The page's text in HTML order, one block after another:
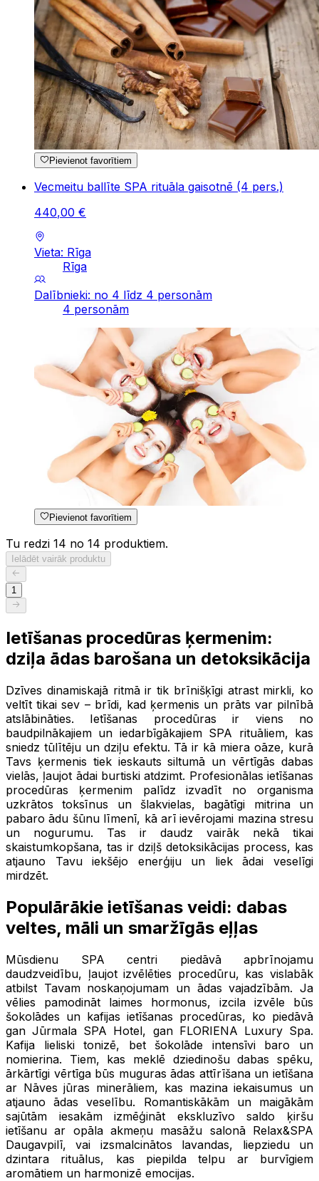
Pievienot favorītiem
Vecmeitu ballīte SPA rituāla gaisotnē (4 pers.)
440,00 €
Vieta: Rīga
Rīga
Dalībnieki: no 4 līdz 4 personām
4 personām
Pievienot favorītiem
Tu redzi 14 no 14 produktiem.
Ielādēt vairāk produktu
1
Ietīšanas procedūras ķermenim:
dziļa ādas barošana un detoksikācija
Dzīves dinamiskajā ritmā ir tik brīnišķīgi atrast mirkli, ko
veltīt tikai sev – brīdi, kad ķermenis un prāts var pilnībā
atslābināties. Ietīšanas procedūras ir viens no
baudpilnākajiem un iedarbīgākajiem SPA rituāliem, kas
sniedz tūlītēju un dziļu efektu. Tā ir kā miera oāze, kurā
Tavs ķermenis tiek ieskauts siltumā un vērtīgās dabas
vielās, ļaujot ādai burtiski atdzimt. Profesionālas ietīšanas
procedūras ķermenim palīdz izvadīt no organisma
uzkrātos toksīnus un šlakvielas, bagātīgi mitrina un
pabaro ādu šūnu līmenī, kā arī ievērojami mazina stresu
un nogurumu. Tas ir daudz vairāk nekā tikai
skaistumkopšana, tas ir dziļš detoksikācijas process, kas
atjauno Tavu iekšējo enerģiju un liek ādai veselīgi
mirdzēt.
Populārākie ietīšanas veidi: dabas
veltes, māli un smaržīgās eļļas
Mūsdienu SPA centri piedāvā apbrīnojamu
daudzveidību, ļaujot izvēlēties procedūru, kas vislabāk
atbilst Tavam noskaņojumam un ādas vajadzībām. Ja
vēlies pamodināt laimes hormonus, izcila izvēle būs
šokolādes un kafijas ietīšanas procedūras, ko piedāvā
gan Jūrmala SPA Hotel, gan FLORIENA Luxury Spa.
Kafija lieliski tonizē, bet šokolāde intensīvi baro un
nomierina. Tiem, kas meklē dziedinošu dabas spēku,
ārkārtīgi vērtīga būs muguras ādas attīrīšana un ietīšana
ar Nāves jūras minerāliem, kas mazina iekaisumus un
atjauno ādas veselību. Romantiskākām un maigākām
sajūtām iesakām izmēģināt ekskluzīvo saldo ķiršu
ietīšanu ar opāla akmeņu masāžu salonā Relax&SPA
Daugavpilī, vai izsmalcinātos lavandas, liepziedu un
dzintara rituālus, kas piepilda telpu ar burvīgiem
aromātiem un harmonizē emocijas.